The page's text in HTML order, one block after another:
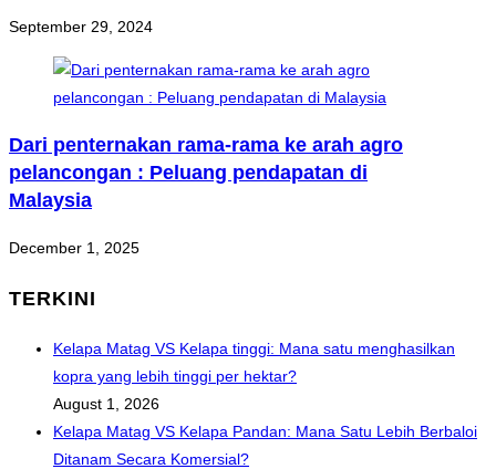
September 29, 2024
Dari penternakan rama-rama ke arah agro
pelancongan : Peluang pendapatan di
Malaysia
December 1, 2025
TERKINI
Kelapa Matag VS Kelapa tinggi: Mana satu menghasilkan
kopra yang lebih tinggi per hektar?
August 1, 2026
Kelapa Matag VS Kelapa Pandan: Mana Satu Lebih Berbaloi
Ditanam Secara Komersial?